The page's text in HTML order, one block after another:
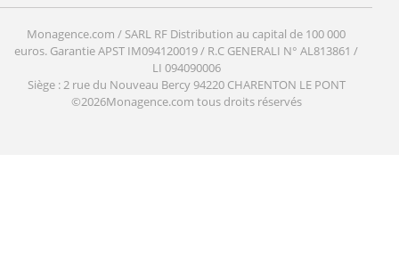
Monagence.com / SARL RF Distribution au capital de 100 000
euros. Garantie APST IM094120019 / R.C GENERALI N° AL813861 /
LI 094090006
Siège : 2 rue du Nouveau Bercy 94220 CHARENTON LE PONT
©2026Monagence.com tous droits réservés